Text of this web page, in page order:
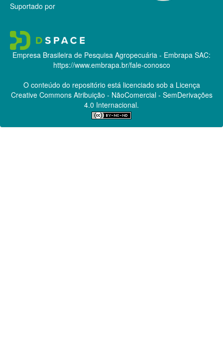
Suportado por
Empresa Brasileira de Pesquisa Agropecuária - Embrapa SAC:
https://www.embrapa.br/fale-conosco
O conteúdo do repositório está licenciado sob a Licença
Creative CommonsAtribuição - NãoComercial - SemDerivações
4.0 Internacional.